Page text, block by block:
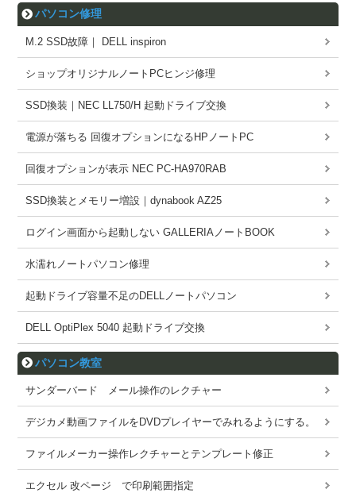
パソコン修理
M.2 SSD故障｜ DELL inspiron
ショップオリジナルノートPCヒンジ修理
SSD換装｜NEC LL750/H 起動ドライブ交換
電源が落ちる 回復オプションになるHPノートPC
回復オプションが表示 NEC PC-HA970RAB
SSD換装とメモリー増設｜dynabook AZ25
ログイン画面から起動しない GALLERIAノートBOOK
水濡れノートパソコン修理
起動ドライブ容量不足のDELLノートパソコン
DELL OptiPlex 5040 起動ドライブ交換
パソコン教室
サンダーバード メール操作のレクチャー
デジカメ動画ファイルをDVDプレイヤーでみれるようにする。
ファイルメーカー操作レクチャーとテンプレート修正
エクセル 改ページ で印刷範囲指定